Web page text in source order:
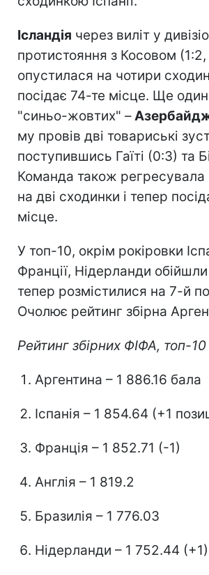
Ісландія через виліт у
протистояння з Косовом (1:2,
опустилася на чотири
посідає 74-те місце. Ще
"синьо-жовтих" –
му провів дві товариські
поступившись Гаїті (0:3) та
Команда також регресувала
на дві сходинки і тепер
місце.
У топ-10, окрім рокіровки
Франції, Нідерланди обійшли
тепер розмістилися на 7-й
Очолює рейтинг збірна
Рейтинг збірних ФІФА, топ-10
Аргентина – 1 886.16 бала
Іспанія – 1 854.64 (+1
Франція – 1 852.71 (-1)
Англія – 1 819.2
Бразилія – 1 776.03
Нідерланди – 1 752.44 (+1)